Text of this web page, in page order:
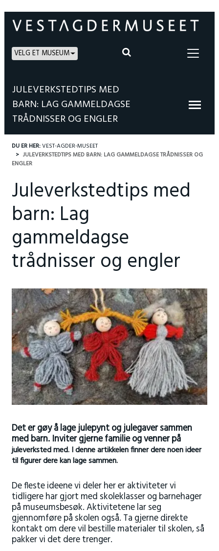
VELG ET MUSEUM
JULEVERKSTEDTIPS MED
BARN: LAG GAMMELDAGSE
TRÅDNISSER OG ENGLER
DU ER HER:VEST-AGDER-MUSEET
JULEVERKSTEDTIPS MED BARN: LAG GAMMELDAGSE TRÅDNISSER OG
ENGLER
Juleverkstedtips med
barn: Lag
gammeldagse
trådnisser og engler
Det er gøy å lage julepynt og julegaver sammen
med barn. Inviter gjerne familie og venner på
juleverksted med. I denne artikkelen finner dere noen ideer
til figurer dere kan lage sammen.
De fleste ideene vi deler her er aktiviteter vi
tidligere har gjort med skoleklasser og barnehager
på museumsbesøk. Aktivitetene lar seg
gjennomføre på skolen også. Ta gjerne direkte
kontakt om dere vil bestille materialer til skolen, så
pakker vi det dere trenger.